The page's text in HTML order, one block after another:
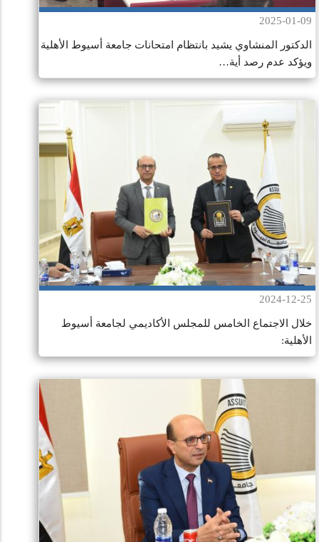
2025-01-09
الدكتور المنشاوي يشيد بانتظام امتحانات جامعة أسيوط الأهلية
ويؤكد عدم رصد أية…
2024-12-25
خلال الاجتماع الخامس للمجلس الأكاديمي لجامعة أسيوط
الأهلية: